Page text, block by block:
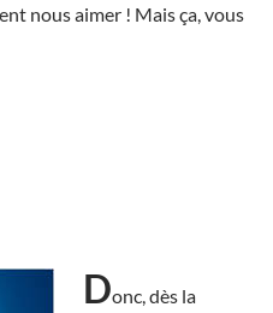
nous aimer ! Mais ça, vous
Donc, dès la